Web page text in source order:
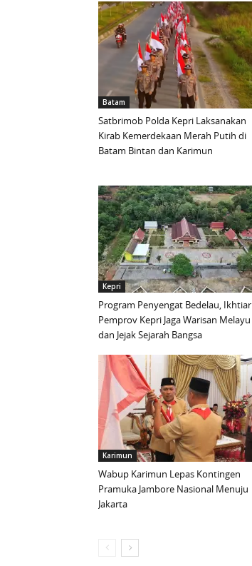
Batam
Satbrimob Polda Kepri Laksanakan
Kirab Kemerdekaan Merah Putih di
Batam Bintan dan Karimun
Kepri
Program Penyengat Bedelau, Ikhtiar
Pemprov Kepri Jaga Warisan Melayu
dan Jejak Sejarah Bangsa
Karimun
Wabup Karimun Lepas Kontingen
Pramuka Jambore Nasional Menuju
Jakarta